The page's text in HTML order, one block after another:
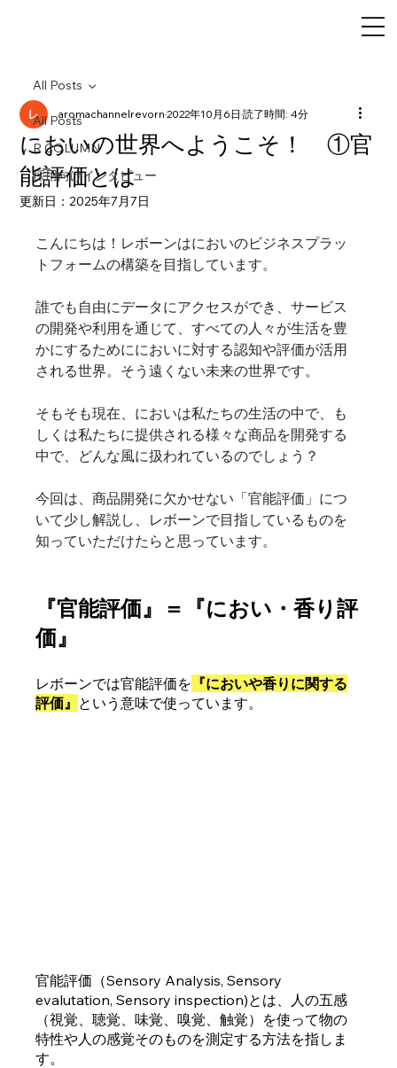
All Posts
R COLUMN
採用向けインタビュー
All Posts
においの世界へようこそ！ ①官
能評価とは
aromachannelrevorn2022年10月6日読了時間: 4分
更新日：2025年7月7日
こんにちは！レボーンはにおいのビジネスプラッ
トフォームの構築を目指しています。
誰でも自由にデータにアクセスができ、サービス
の開発や利用を通じて、すべての人々が生活を豊
かにするためににおいに対する認知や評価が活用
される世界。そう遠くない未来の世界です。
そもそも現在、においは私たちの生活の中で、も
しくは私たちに提供される様々な商品を開発する
中で、どんな風に扱われているのでしょう？
今回は、商品開発に欠かせない「官能評価」につ
いて少し解説し、レボーンで目指しているものを
知っていただけたらと思っています。
『官能評価』＝『におい・香り評
価』
レボーンでは官能評価を 『においや香りに関する
評価』 という意味で使っています。
官能評価（Sensory Analysis, Sensory
evalutation, Sensory inspection)とは、人の五感
（視覚、聴覚、味覚、嗅覚、触覚）を使って物の
特性や人の感覚そのものを測定する方法を指しま
す。